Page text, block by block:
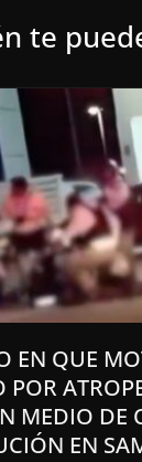
te
EN QUE
POR
MEDIO DE
EN